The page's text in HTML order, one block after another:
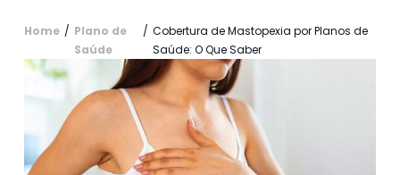
Home / Plano de
Saúde
/ Cobertura de Mastopexia por Planos de
Saúde: O Que Saber